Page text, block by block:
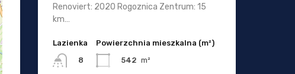
Renoviert: 2020 Rogoznica Zentrum: 15
km…
Lazienka
8
Powierzchnia mieszkalna (m²)
542 m²